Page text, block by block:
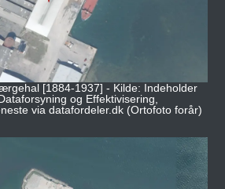
[1884-1937] - Kilde: Indeholder
og Effektivisering,
via datafordeler.dk (Ortofoto forår)